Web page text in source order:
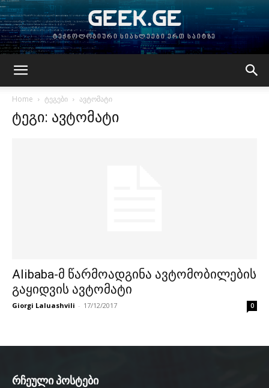
GEEK.GE
ტექნოლოგიური სიახლეები ერთ საიტზე
Home ტეგები ავტომატი
ტეგი: ავტომატი
Alibaba-მ წარმოადგინა ავტომობილების
გაყიდვის ავტომატი
Giorgi Laluashvili - 17/12/2017 0
რჩეული პოსტები